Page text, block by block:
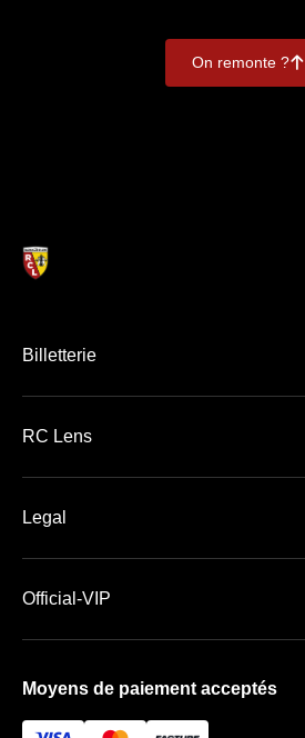
On remonte ?􀄨
Billetterie
RC Lens
Legal
Official-VIP
Moyens de paiement acceptés